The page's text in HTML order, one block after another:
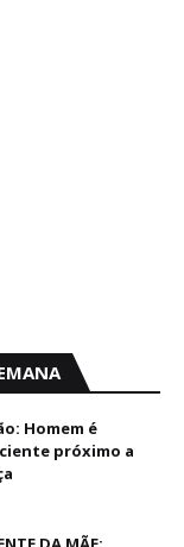
Homem é
próximo a